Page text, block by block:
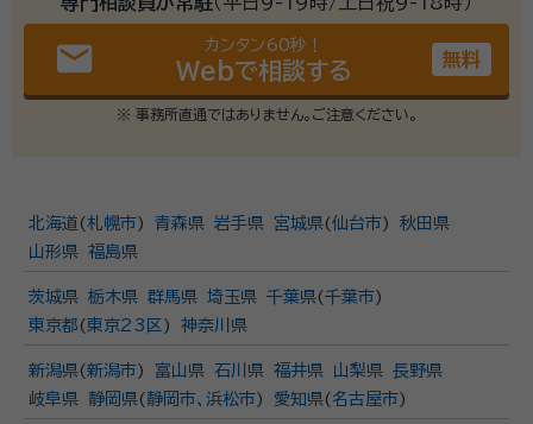
email カンタン60秒！
Webで相談する 無料
※ 事務所直通ではありません。ご注意ください。
北海道 (札幌市) 青森県 岩手県 宮城県(仙台市)
秋田県
山形県 福島県
茨城県 栃木県 群馬県 埼玉県 千葉県(千葉市)
東京都 (東京23区) 神奈川県
新潟県(新潟市) 富山県 石川県 福井県 山梨県 長野県
岐阜県
静岡県(静岡市、 浜松市) 愛知県(名古屋市)